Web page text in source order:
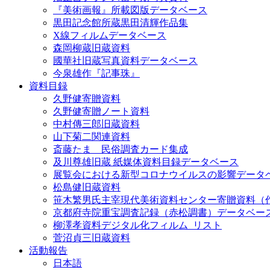
『美術画報』所載図版データベース
黒田記念館所蔵黒田清輝作品集
X線フィルムデータベース
森岡柳蔵旧蔵資料
國華社旧蔵写真資料データベース
今泉雄作『記事珠』
資料目録
久野健寄贈資料
久野健寄贈ノート資料
中村傳三郎旧蔵資料
山下菊二関連資料
斎藤たま 民俗調査カード集成
及川尊雄旧蔵 紙媒体資料目録データベース
展覧会における新型コロナウイルスの影響データ
松島健旧蔵資料
笹木繁男氏主宰現代美術資料センター寄贈資料（
京都府寺院重宝調査記録（赤松調書）データベー
柳澤孝資料デジタル化フィルム_リスト
菅沼貞三旧蔵資料
活動報告
日本語